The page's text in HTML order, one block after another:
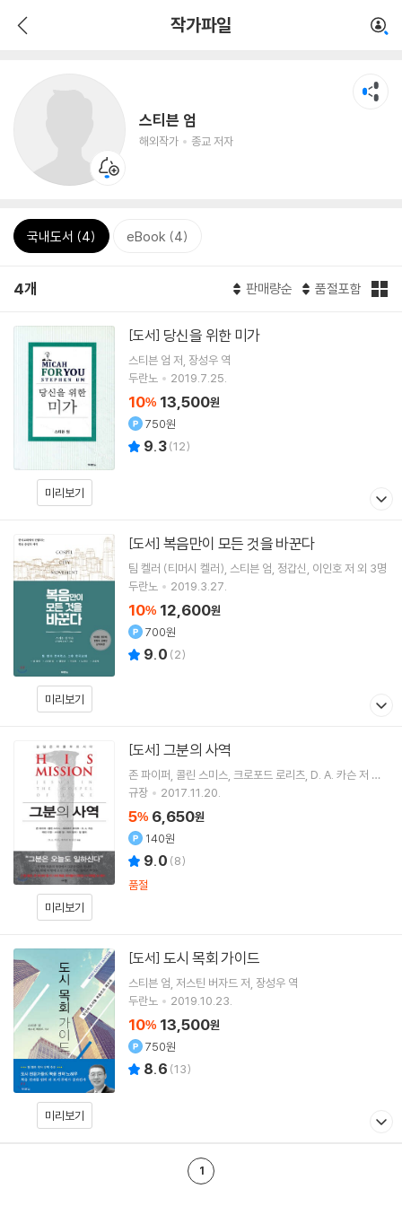
작가파일
스티븐 엄
해외작가 종교 저자
국내도서 (4) eBook (4)
4개 판매량순 품절포함
미리보기
[도서] 당신을 위한 미가
스티븐 엄 저 장성우 역
두란노
2019.7.25.
10% 13,500원
750원
9.3(12)
미리보기
[도서] 복음만이 모든 것을 바꾼다
팀 켈러 (티머시 켈러) 스티븐 엄 정갑신 이인호저 외 3명
두란노
2019.3.27.
10% 12,600원
700원
9.0 (2)
미리보기
[도서] 그분의 사역
존 파이퍼 콜린 스미스 크로포드 로리츠 D. A. 카슨저 외
4명
규장 2017.11.20.
5% 6,650원
140원
9.0 (8)
품절
미리보기
[도서] 도시 목회 가이드
스티븐 엄 저스틴 버자드저 장성우 역
두란노
2019.10.23.
10% 13,500원
750원
8.6 (13)
1